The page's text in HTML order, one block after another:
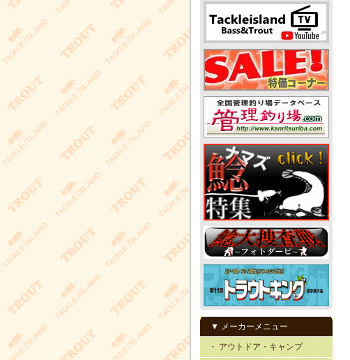
▼ メーカーメニュー
・ アウトドア・キャンプ